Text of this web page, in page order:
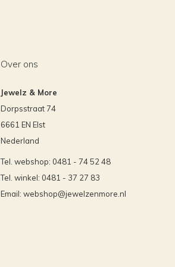
Over ons
Jewelz & More
Dorpsstraat 74
6661 EN Elst
Nederland
Tel. webshop: 0481 - 74 52 48
Tel. winkel: 0481 - 37 27 83
Email: webshop@jewelzenmore.nl